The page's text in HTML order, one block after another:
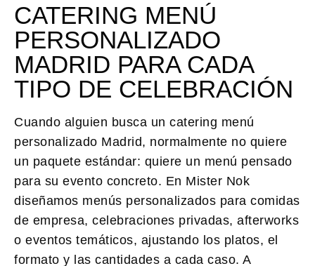
CATERING MENÚ
PERSONALIZADO
MADRID PARA CADA
TIPO DE CELEBRACIÓN
Cuando alguien busca un catering menú
personalizado Madrid, normalmente no quiere
un paquete estándar: quiere un menú pensado
para su evento concreto. En Mister Nok
diseñamos menús personalizados para comidas
de empresa, celebraciones privadas, afterworks
o eventos temáticos, ajustando los platos, el
formato y las cantidades a cada caso. A